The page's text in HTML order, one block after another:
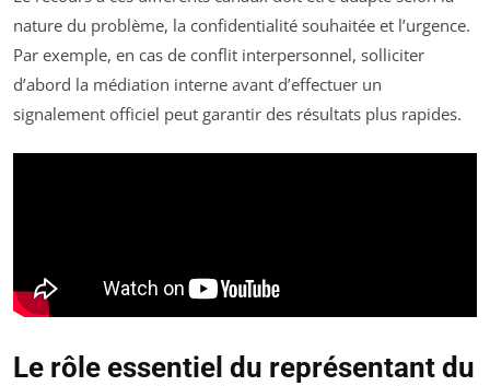
nature du problème, la confidentialité souhaitée et l’urgence.
Par exemple, en cas de conflit interpersonnel, solliciter
d’abord la médiation interne avant d’effectuer un
signalement officiel peut garantir des résultats plus rapides.
Le rôle essentiel du représentant du